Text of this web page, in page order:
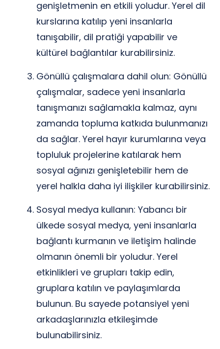
genişletmenin en etkili yoludur. Yerel dil
kurslarına katılıp yeni insanlarla
tanışabilir, dil pratiği yapabilir ve
kültürel bağlantılar kurabilirsiniz.
Gönüllü çalışmalara dahil olun: Gönüllü
çalışmalar, sadece yeni insanlarla
tanışmanızı sağlamakla kalmaz, aynı
zamanda topluma katkıda bulunmanızı
da sağlar. Yerel hayır kurumlarına veya
topluluk projelerine katılarak hem
sosyal ağınızı genişletebilir hem de
yerel halkla daha iyi ilişkiler kurabilirsiniz.
Sosyal medya kullanın: Yabancı bir
ülkede sosyal medya, yeni insanlarla
bağlantı kurmanın ve iletişim halinde
olmanın önemli bir yoludur. Yerel
etkinlikleri ve grupları takip edin,
gruplara katılın ve paylaşımlarda
bulunun. Bu sayede potansiyel yeni
arkadaşlarınızla etkileşimde
bulunabilirsiniz.